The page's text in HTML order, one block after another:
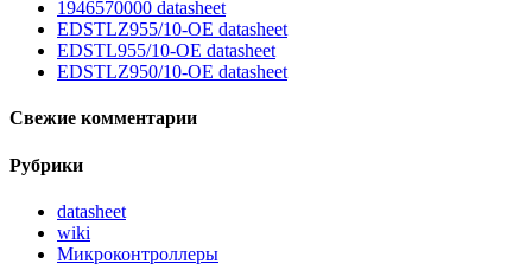
1946570000 datasheet
EDSTLZ955/10-OE datasheet
EDSTL955/10-OE datasheet
EDSTLZ950/10-OE datasheet
Свежие комментарии
Рубрики
datasheet
wiki
Микроконтроллеры